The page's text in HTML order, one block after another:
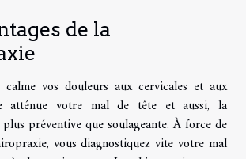
de la
vos douleurs aux cervicales et aux
atténue votre mal de tête et aussi, la
préventive que soulageante. À force de
vous diagnostiquez vite votre mal